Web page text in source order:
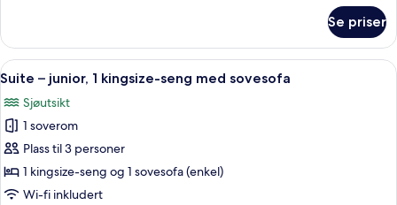
2
queensize-
senger
Se priser
Åpne
alle
bildene
av
Suite
–
junior,
Suite – junior, 1 kingsize-seng med
6
Suite – junior, 1 kingsize-seng med sovesofa
Sjøutsikt
1 soverom
Plass til 3 personer
1 kingsize-seng og 1 sovesofa (enkel)
Wi-fi inkludert